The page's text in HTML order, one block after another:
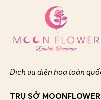
Dịch vụ điện hoa toàn
TRỤ SỞ